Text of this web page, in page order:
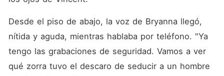
Desde el piso de abajo, la voz de Bryanna llegó,
nítida y aguda, mientras hablaba por teléfono. "Ya
tengo las grabaciones de seguridad. Vamos a ver
qué zorra tuvo el descaro de seducir a un hombre